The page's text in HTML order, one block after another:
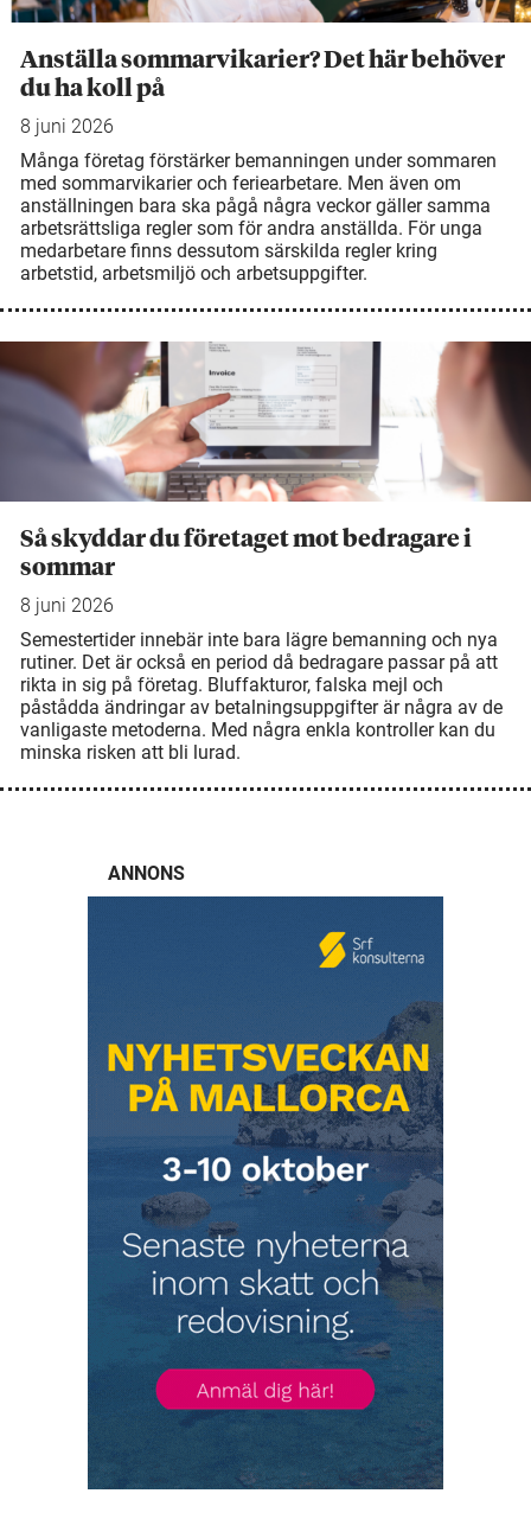
Anställa sommarvikarier? Det här behöver
du ha koll på
8 juni 2026
Många företag förstärker bemanningen under sommaren
med sommarvikarier och feriearbetare. Men även om
anställningen bara ska pågå några veckor gäller samma
arbetsrättsliga regler som för andra anställda. För unga
medarbetare finns dessutom särskilda regler kring
arbetstid, arbetsmiljö och arbetsuppgifter.
Så skyddar du företaget mot bedragare i
sommar
8 juni 2026
Semestertider innebär inte bara lägre bemanning och nya
rutiner. Det är också en period då bedragare passar på att
rikta in sig på företag. Bluffakturor, falska mejl och
påstådda ändringar av betalningsuppgifter är några av de
vanligaste metoderna. Med några enkla kontroller kan du
minska risken att bli lurad.
ANNONS